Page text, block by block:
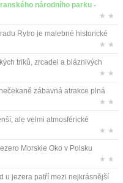
národního parku -
★ ★
Rytro je malebné historické
★ ★
triků, zrcadel a bláznivých
★ ★
zábavná atrakce plná
★ ★
ale velmi atmosférické
★ ★
Morskie Oko v Polsku
★ ★
u jezera patří mezi nejkrásnější